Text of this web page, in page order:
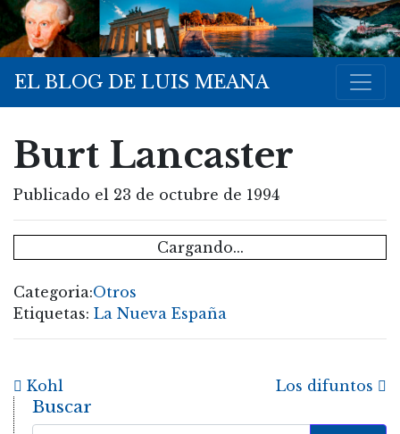
EL BLOG DE LUIS MEANA
Burt Lancaster
Publicado el 23 de octubre de 1994
Cargando...
Categoria:Otros
Etiquetas: La Nueva España
Post navigation
Kohl Los difuntos
Buscar